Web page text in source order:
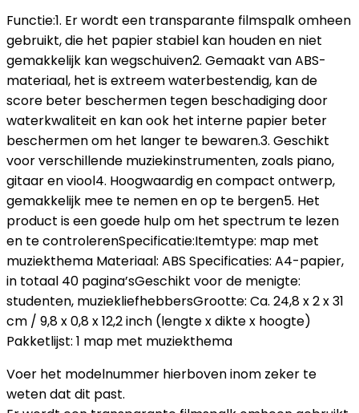
Functie:1. Er wordt een transparante filmspalk omheen
gebruikt, die het papier stabiel kan houden en niet
gemakkelijk kan wegschuiven2. Gemaakt van ABS-
materiaal, het is extreem waterbestendig, kan de
score beter beschermen tegen beschadiging door
waterkwaliteit en kan ook het interne papier beter
beschermen om het langer te bewaren.3. Geschikt
voor verschillende muziekinstrumenten, zoals piano,
gitaar en viool4. Hoogwaardig en compact ontwerp,
gemakkelijk mee te nemen en op te bergen5. Het
product is een goede hulp om het spectrum te lezen
en te controlerenSpecificatie:Itemtype: map met
muziekthema Materiaal: ABS Specificaties: A4-papier,
in totaal 40 pagina’sGeschikt voor de menigte:
studenten, muziekliefhebbersGrootte: Ca. 24,8 x 2 x 31
cm / 9,8 x 0,8 x 12,2 inch (lengte x dikte x hoogte)
Pakketlijst: 1 map met muziekthema
Voer het modelnummer hierboven inom zeker te
weten dat dit past.